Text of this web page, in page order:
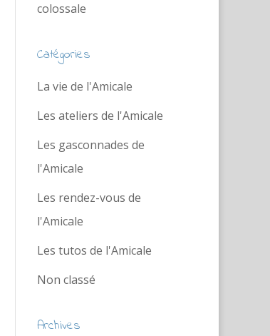
colossale
Catégories
La vie de l'Amicale
Les ateliers de l'Amicale
Les gasconnades de
l'Amicale
Les rendez-vous de
l'Amicale
Les tutos de l'Amicale
Non classé
Archives